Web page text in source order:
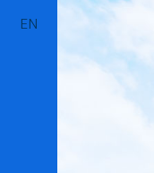
EN